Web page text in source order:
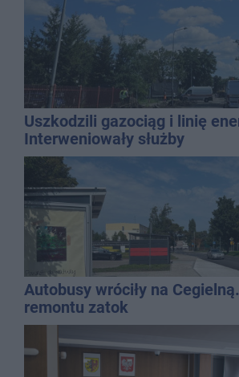
Uszkodzili gazociąg i linię
Interweniowały służby
Autobusy wróciły na
remontu zatok